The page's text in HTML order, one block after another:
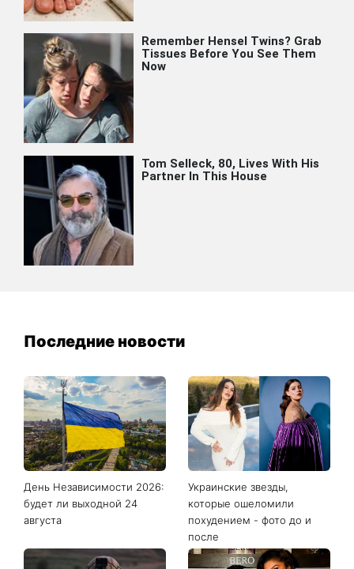
Последние новости
День Независимости 2026:
будет ли выходной 24
августа
Украинские звезды,
которые ошеломили
похудением - фото до и
после